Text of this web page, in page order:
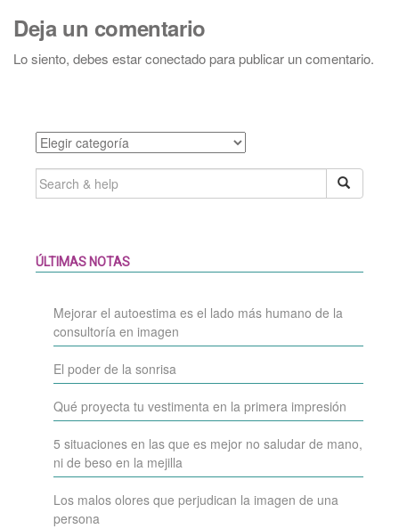
Deja un comentario
Lo siento, debes estarconectadopara publicar un comentario.
Categories
SEARCH
FOR:
ÚLTIMAS NOTAS
Mejorar el autoestima es el lado más humano de la
consultoría en imagen
El poder de la sonrisa
Qué proyecta tu vestimenta en la primera impresión
5 situaciones en las que es mejor no saludar de mano,
ni de beso en la mejilla
Los malos olores que perjudican la imagen de una
persona